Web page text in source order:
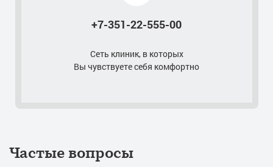
Лечение орхита
Удаление парауретральной кисты
Удаление папиллом у мужчин в интимных местах
Лечение постита
+7-351-22-555-00
Сеть клиник, в которых
Вы чувствуете себя комфортно
Частые вопросы